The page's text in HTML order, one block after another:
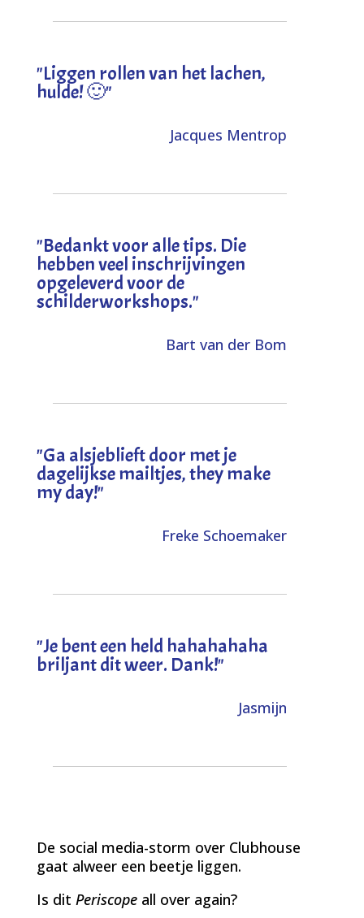
"Liggen rollen van het lachen,
hulde! 🙂"
Jacques Mentrop
"Bedankt voor alle tips. Die
hebben veel inschrijvingen
opgeleverd voor de
schilderworkshops."
Bart van der Bom
"Ga alsjeblieft door met je
dagelijkse mailtjes, they make
my day!"
Freke Schoemaker
"Je bent een held hahahahaha
briljant dit weer. Dank!"
Jasmijn
De social media-storm over Clubhouse
gaat alweer een beetje liggen.
Is dit Periscopeall over again?